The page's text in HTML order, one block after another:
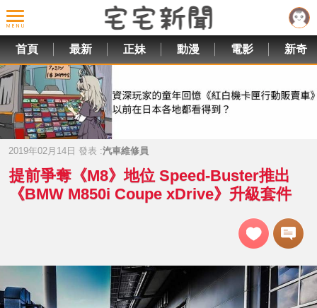
首頁 最新 正妹 動漫 電影 新奇
2019年02月14日 發表 :汽車維修員
提前爭奪《M8》地位 Speed-Buster推出
《BMW M850i Coupe xDrive》升級套件